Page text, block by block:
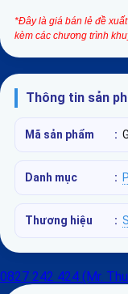
*Đây là giá bán lẻ đề
kèm các chương trình
Thông tin sản
Mã sản phẩm :
Danh mục :
Thương hiệu :
0827 242 424 (Mr.